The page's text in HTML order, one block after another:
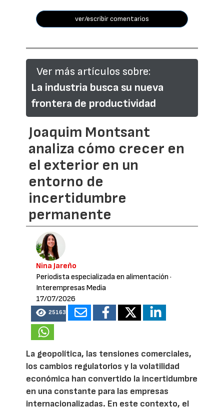
ver/escribir comentarios
Ver más artículos sobre:
La industria busca su nueva
frontera de productividad
Joaquim Montsant
analiza cómo crecer en
el exterior en un
entorno de
incertidumbre
permanente
Nina Jareño
Periodista especializada en alimentación ·
Interempresas Media
17/07/2026
25163
La geopolítica, las tensiones comerciales,
los cambios regulatorios y la volatilidad
económica han convertido la incertidumbre
en una constante para las empresas
internacionalizadas. En este contexto, el